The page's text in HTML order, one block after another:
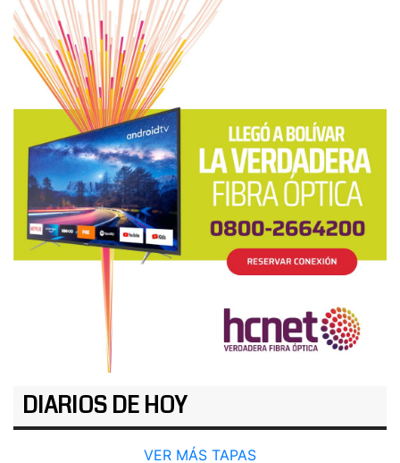
DIARIOS DE HOY
VER MÁS TAPAS